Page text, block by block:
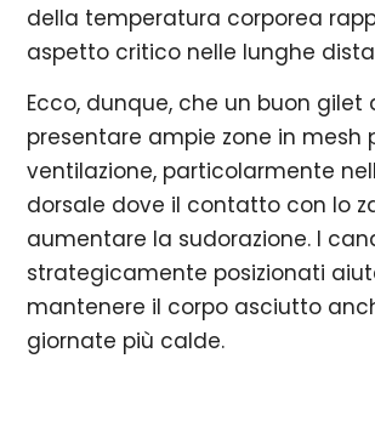
della temperatura corporea
aspetto critico nelle lunghe
Ecco, dunque, che un buon gilet
presentare ampie zone in mesh
ventilazione, particolarmente
dorsale dove il contatto con lo
aumentare la sudorazione. I
strategicamente posizionati
mantenere il corpo asciutto
giornate più calde.